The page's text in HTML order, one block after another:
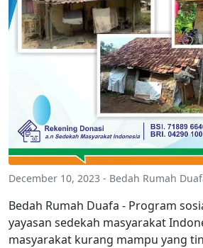
December 10, 2023 - Bedah Rumah
Bedah Rumah Duafa - Program
yayasan sedekah masyarakat
masyarakat kurang mampu yang